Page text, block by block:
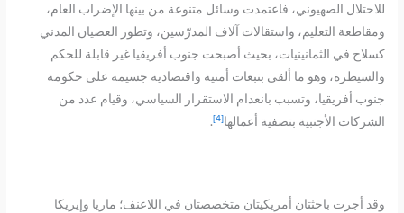
للاحتلال الصهيوني، فاعتمدت وسائل متنوعة من بينها الإضراب العام،
ومقاطعة التعليم، واستقالات آلاف المدرّسين، وتطور العصيان المدني
كسلاح في الثمانينيات، بحيث أصبحت جنوب أفريقيا غير قابلة للحكم
والسيطرة، وهو ما ألقى بتبعات أمنية واقتصادية جسيمة على حكومة
جنوب أفريقيا، وتسبب بانعدام الاستقرار السياسي، وقيام عدد من
الشركات الأجنبية بتصفية أعمالها[4]
.
وقد أجرت باحثتان أمريكيتان متخصصتان في اللاعنف؛ ماريا وإيريكا